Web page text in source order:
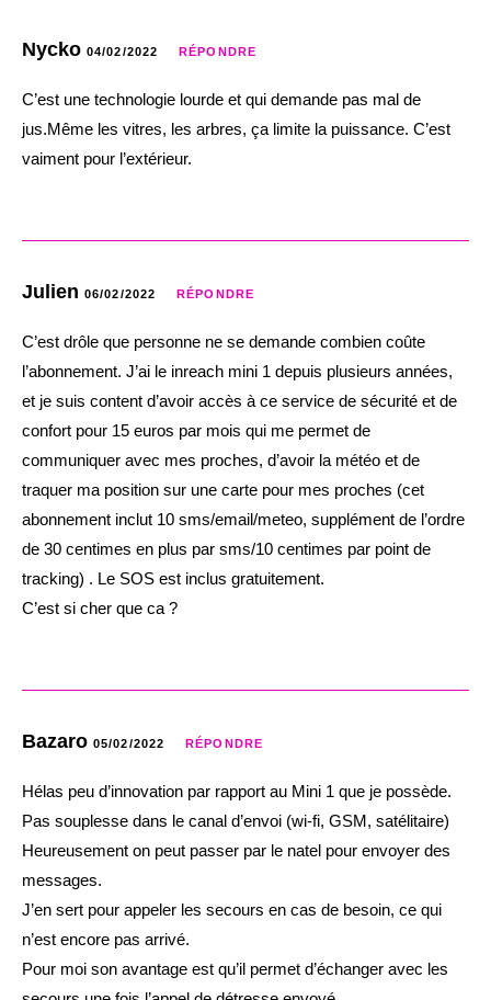
Nycko 04/02/2022 RÉPONDRE
C’est une technologie lourde et qui demande pas mal de
jus.Même les vitres, les arbres, ça limite la puissance. C’est
vaiment pour l’extérieur.
Julien 06/02/2022 RÉPONDRE
C’est drôle que personne ne se demande combien coûte
l’abonnement. J’ai le inreach mini 1 depuis plusieurs années,
et je suis content d’avoir accès à ce service de sécurité et de
confort pour 15 euros par mois qui me permet de
communiquer avec mes proches, d’avoir la météo et de
traquer ma position sur une carte pour mes proches (cet
abonnement inclut 10 sms/email/meteo, supplément de l’ordre
de 30 centimes en plus par sms/10 centimes par point de
tracking) . Le SOS est inclus gratuitement.
C’est si cher que ca ?
Bazaro 05/02/2022 RÉPONDRE
Hélas peu d’innovation par rapport au Mini 1 que je possède.
Pas souplesse dans le canal d’envoi (wi-fi, GSM, satélitaire)
Heureusement on peut passer par le natel pour envoyer des
messages.
J’en sert pour appeler les secours en cas de besoin, ce qui
n’est encore pas arrivé.
Pour moi son avantage est qu’il permet d’échanger avec les